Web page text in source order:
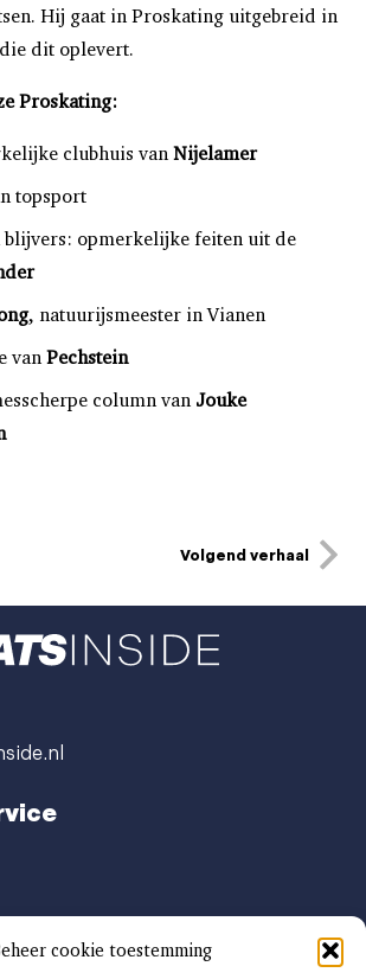
cookie toestemming
Hij gaat in Proskating uitgebreid in
dit oplevert.
Proskating:
clubhuis van Nijelamer
topsport
blijvers: opmerkelijke feiten uit de
, natuurijsmeester in Vianen
van Pechstein
column van Jouke
Volgend verhaal